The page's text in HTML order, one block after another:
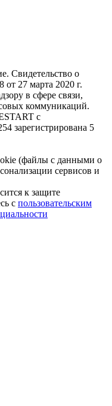
Свидетельство о
27 марта 2020 г.
в сфере связи,
коммуникаций.
с
зарегистрирована 5
(файлы с данными о
сервисов и
к защите
с пользовательским